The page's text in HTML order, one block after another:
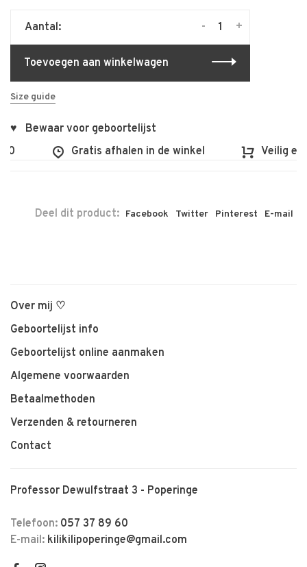
Aantal: +
-
Toevoegen aan winkelwagen
Size guide
♥ Bewaar voor geboortelijst
Gratis afhalen in de winkel Veilig en
Deel dit product: Facebook Twitter Pinterest E-mail
Over mij ♡
Geboortelijst info
Geboortelijst online aanmaken
Algemene voorwaarden
Betaalmethoden
Verzenden & retourneren
Contact
Professor Dewulfstraat 3 - Poperinge
Telefoon: 057 37 89 60
E-mail: kilikilipoperinge@gmail.com